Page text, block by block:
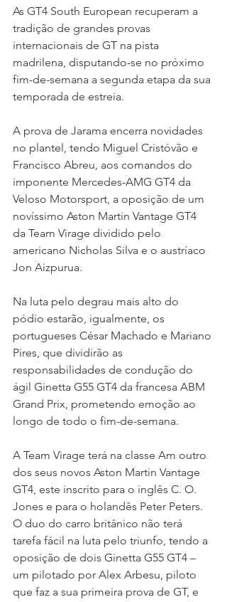
As GT4 South European recuperam a
tradição de grandes provas
internacionais de GT na pista
madrilena, disputando-se no próximo
fim-de-semana a segunda etapa da sua
temporada de estreia.
A prova de Jarama encerra novidades
no plantel, tendo Miguel Cristóvão e
Francisco Abreu, aos comandos do
imponente Mercedes-AMG GT4 da
Veloso Motorsport, a oposição de um
novíssimo Aston Martin Vantage GT4
da Team Virage dividido pelo
americano Nicholas Silva e o austríaco
Jon Aizpurua.
Na luta pelo degrau mais alto do
pódio estarão, igualmente, os
portugueses César Machado e Mariano
Pires, que dividirão as
responsabilidades de condução do
ágil Ginetta G55 GT4 da francesa ABM
Grand Prix, prometendo emoção ao
longo de todo o fim-de-semana.
A Team Virage terá na classe Am outro
dos seus novos Aston Martin Vantage
GT4, este inscrito para o inglês C. O.
Jones e para o holandês Peter Peters.
O duo do carro britânico não terá
tarefa fácil na luta pelo triunfo, tendo a
oposição de dois Ginetta G55 GT4 –
um pilotado por Alex Arbesu, piloto
que faz a sua primeira prova de GT, e